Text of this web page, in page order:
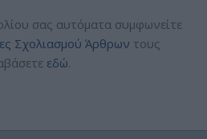
σας αυτόματα συμφωνείτε
Σχολιασμού Άρθρων τους
εδώ.